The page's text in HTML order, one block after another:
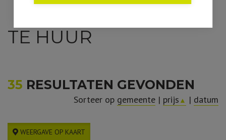
TE HUUR
35 RESULTATEN GEVONDEN
Sorteer op gemeente | prijs ▲ | datum
WEERGAVE OP KAART